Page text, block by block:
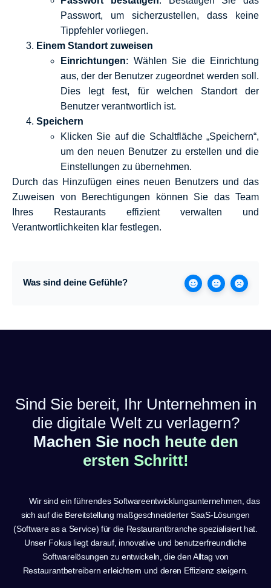
Passwort, um sicherzustellen, dass keine
Tippfehler vorliegen.
Einem Standort zuweisen
Einrichtungen: Wählen Sie die Einrichtung
aus, der der Benutzer zugeordnet werden soll.
Dies legt fest, für welchen Standort der
Benutzer verantwortlich ist.
Speichern
Klicken Sie auf die Schaltfläche „Speichern“,
um den neuen Benutzer zu erstellen und die
Einstellungen zu übernehmen.
Durch das Hinzufügen eines neuen Benutzers und das
Zuweisen von Berechtigungen können Sie das Team
Ihres Restaurants effizient verwalten und
Verantwortlichkeiten klar festlegen.
Was sind deine Gefühle?
Sind Sie bereit, Ihr Unternehmen in
die digitale Welt zu verlagern?
Machen Sie noch heute den
ersten Schritt!
Wir sind ein führendes Softwareentwicklungsunternehmen, das
sich auf die Bereitstellung maßgeschneiderter SaaS-Lösungen
(Software as a Service) für die Restaurantbranche spezialisiert hat.
Unser Fokus liegt darauf, innovative und benutzerfreundliche
Softwarelösungen zu entwickeln, die den Alltag von
Restaurantbetreibern erleichtern und deren Effizienz steigern.